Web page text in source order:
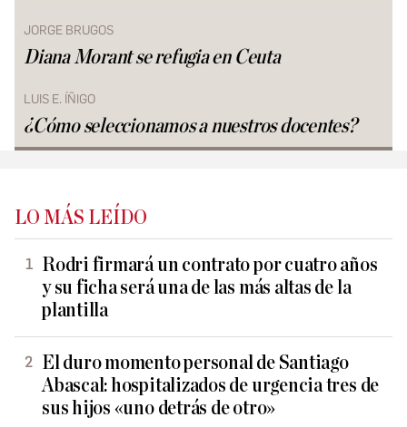
JORGE BRUGOS
Diana Morant se refugia en Ceuta
LUIS E. ÍÑIGO
¿Cómo seleccionamos a nuestros docentes?
LO MÁS LEÍDO
Rodri firmará un contrato por cuatro años
y su ficha será una de las más altas de la
plantilla
El duro momento personal de Santiago
Abascal: hospitalizados de urgencia tres de
sus hijos «uno detrás de otro»